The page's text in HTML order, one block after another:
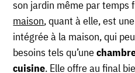
son jardin même par temps
maison, quant à elle, est une
intégrée à la maison, qui
besoins tels qu’une
cuisine. Elle offre au final